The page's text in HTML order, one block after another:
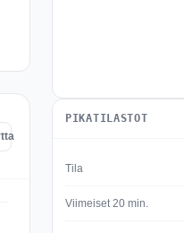
PIKATILASTOT
Tila
Viimeiset 20 min.